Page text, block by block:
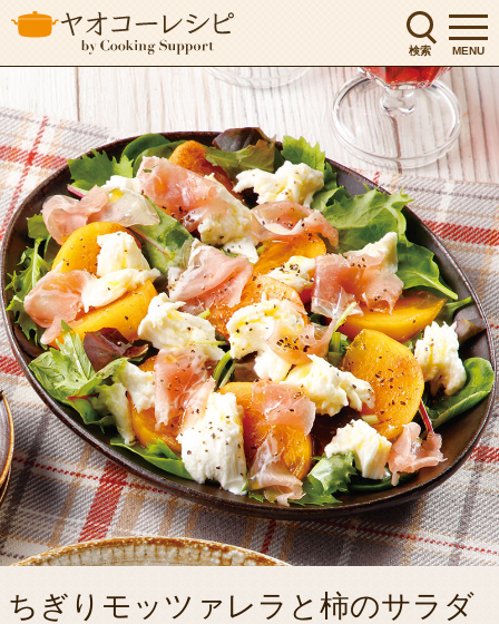
検索 MENU
ちぎりモッツァレラと柿のサラダ